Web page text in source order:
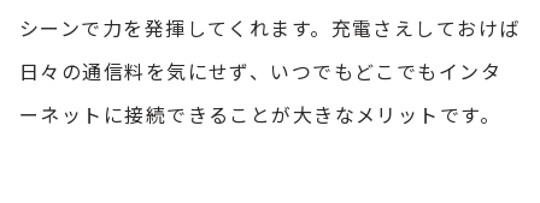
シーンで力を発揮してくれます。充電さえしておけば
日々の通信料を気にせず、いつでもどこでもインタ
ーネットに接続できることが大きなメリットです。